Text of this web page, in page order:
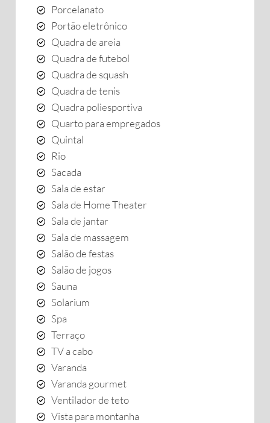
Porcelanato
Portão eletrônico
Quadra de areia
Quadra de futebol
Quadra de squash
Quadra de tenis
Quadra poliesportiva
Quarto para empregados
Quintal
Rio
Sacada
Sala de estar
Sala de Home Theater
Sala de jantar
Sala de massagem
Salão de festas
Salão de jogos
Sauna
Solarium
Spa
Terraço
TV a cabo
Varanda
Varanda gourmet
Ventilador de teto
Vista para montanha